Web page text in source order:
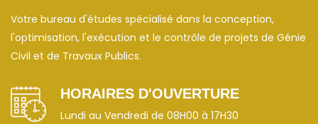
Votre bureau d'études spécialisé dans la conception,
l'optimisation, l'exécution et le contrôle de projets de Génie
Civil et de Travaux Publics.
HORAIRES D'OUVERTURE
Lundi au Vendredi de 08H00 à 17H30